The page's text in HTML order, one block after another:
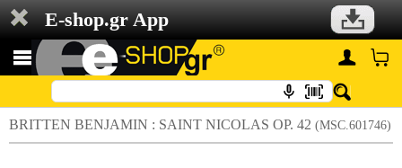
E-shop.gr App
BRITTEN BENJAMIN : SAINT NICOLAS ΟP. 42 (MSC.601746)